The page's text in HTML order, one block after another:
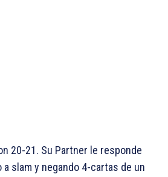
20-21. Su Partner le responde
slam y negando 4-cartas de un